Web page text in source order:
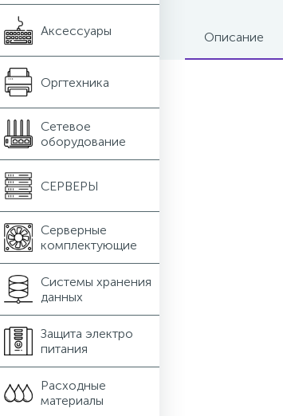
Аксессуары
Оргтехника
Сетевое
оборудование
СЕРВЕРЫ
Серверные
комплектующие
Системы хранения
данных
Защита электро
питания
Расходные
материалы
Описание